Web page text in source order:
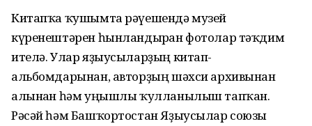
Китапҡа ҡушымта рәүешендә музей
күренештәрен һынландыр­ған фотолар тәҡдим
ителә. Улар яҙыусыларҙың китап-
альбомдарынан, авторҙың шәхси архивынан
алынған һәм уңышлы ҡулланы­лыш тапҡан.
Рәсәй һәм Башҡорт­ос­тан Яҙыусылар союзы